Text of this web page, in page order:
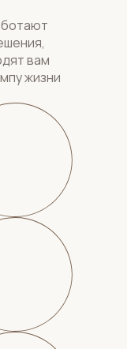
вам
жизни